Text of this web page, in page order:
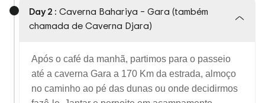
Day 2 : Caverna Bahariya – Gara (também
chamada de Caverna Djara)
Após o café da manhã, partimos para o passeio
até a caverna Gara a 170 Km da estrada, almoço
no caminho ao pé das dunas ou onde decidirmos